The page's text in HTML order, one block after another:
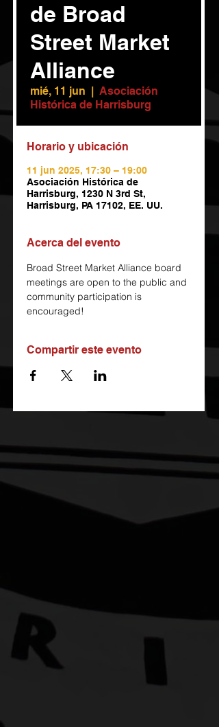
de Broad
Street Market
Alliance
mié, 11 jun
  |
Asociación
Histórica de Harrisburg
Horario y ubicación
11 jun 2025, 17:30 – 19:00
Asociación Histórica de
Harrisburg, 1230 N 3rd St,
Harrisburg, PA 17102, EE. UU.
Acerca del evento
Broad Street Market Alliance board
meetings are open to the public and
community participation is
encouraged!
Compartir este evento